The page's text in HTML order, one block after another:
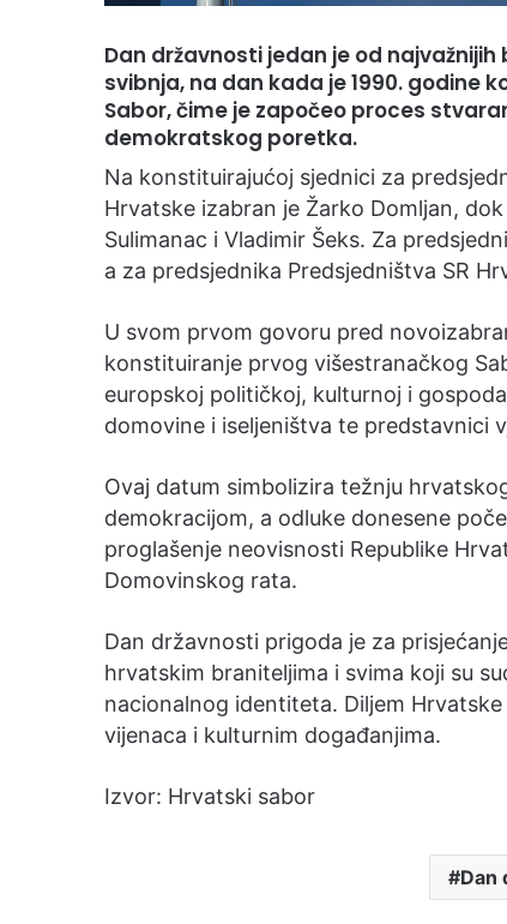
Dan državnosti jedan je od
svibnja, na dan kada je 1990. godine
Sabor, čime je započeo proces
demokratskog poretka.
Na konstituirajućoj sjednici za
Hrvatske izabran je Žarko Domljan,
Sulimanac i Vladimir Šeks. Za
a za predsjednika Predsjedništva SR
U svom prvom govoru pred
konstituiranje prvog višestranačkog
europskoj političkoj, kulturnoj i
domovine i iseljeništva te predstavnici
Ovaj datum simbolizira težnju
demokracijom, a odluke donesene
proglašenje neovisnosti Republike
Domovinskog rata.
Dan državnosti prigoda je za
hrvatskim braniteljima i svima koji su
nacionalnog identiteta. Diljem
vijenaca i kulturnim događanjima.
Izvor: Hrvatski sabor
Dan